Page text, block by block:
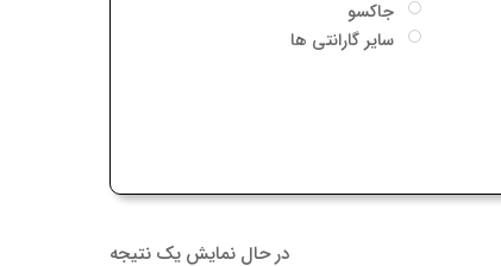
جاکسو
سایر گارانتی ها
در حال نمایش یک نتیجه